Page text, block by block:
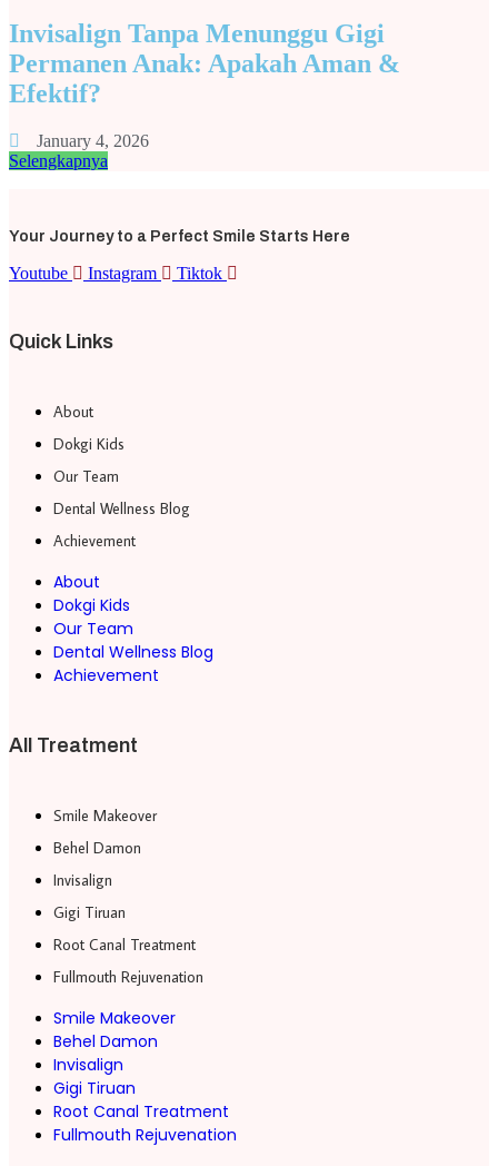
Invisalign Tanpa Menunggu Gigi
Permanen Anak: Apakah Aman &
Efektif?
January 4, 2026
Selengkapnya
Your Journey to a Perfect Smile Starts Here
Youtube Instagram Tiktok
Quick Links
About
Dokgi Kids
Our Team
Dental Wellness Blog
Achievement
About
Dokgi Kids
Our Team
Dental Wellness Blog
Achievement
All Treatment
Smile Makeover
Behel Damon
Invisalign
Gigi Tiruan
Root Canal Treatment
Fullmouth Rejuvenation
Smile Makeover
Behel Damon
Invisalign
Gigi Tiruan
Root Canal Treatment
Fullmouth Rejuvenation